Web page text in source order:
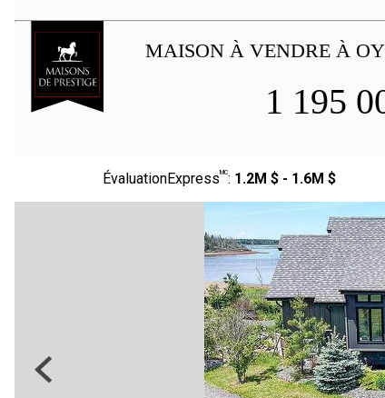
MAISON À VENDRE À
1 195
ÉvaluationExpressMC: 1.2M $ - 1.6M $
Previous